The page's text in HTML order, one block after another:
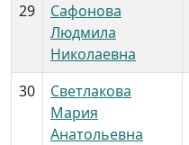
29
Сафонова
Людмила
Николаевна
30
Светлакова
Мария
Анатольевна